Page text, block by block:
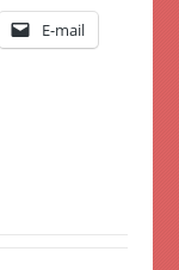
E-mail